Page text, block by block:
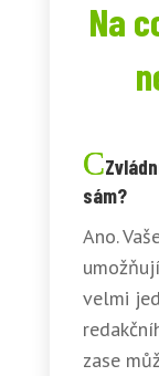
Na
sám?
Ano.
velmi
zase